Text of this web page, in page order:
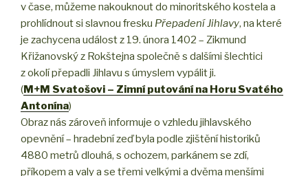
v čase, můžeme nakouknout do minoritského kostela a
prohlídnout si slavnou fresku Přepadení Jihlavy, na které
je zachycena událost z 19. února 1402 – Zikmund
Křižanovský z Rokštejna společně s dalšími šlechtici
z okolí přepadli Jihlavu s úmyslem vypálit ji.
(M+M Svatošovi – Zimní putování na Horu Svatého
Antonína)
Obraz nás zároveň informuje o vzhledu jihlavského
opevnění – hradební zeď byla podle zjištění historiků
4880 metrů dlouhá, s ochozem, parkánem se zdí,
příkopem a valy a se třemi velkými a dvěma menšími